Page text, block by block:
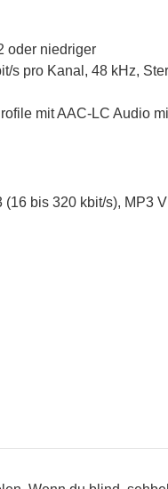
oder niedriger
s pro Kanal, 48 kHz,
mit AAC-LC Audio
bis 320 kbit/s), MP3